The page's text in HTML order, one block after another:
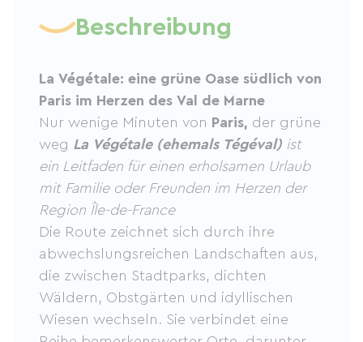
Beschreibung
La Végétale: eine grüne Oase südlich von
Paris im Herzen des Val de Marne
Nur wenige Minuten von Paris, der grüne
weg La Végétale (ehemals Tégéval) ist
ein Leitfaden für einen erholsamen Urlaub
mit Familie oder Freunden im Herzen der
Region Île-de-France
Die Route zeichnet sich durch ihre
abwechslungsreichen Landschaften aus,
die zwischen Stadtparks, dichten
Wäldern, Obstgärten und idyllischen
Wiesen wechseln. Sie verbindet eine